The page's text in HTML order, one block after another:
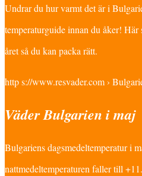
Undrar du hur varmt det är i
temperaturguide innan du åker! Här
året så du kan packa rätt.
http s://www.resvader.com ›
Väder Bulgarien i maj
Bulgariens dagsmedeltemperatur i
nattmedeltemperaturen faller till